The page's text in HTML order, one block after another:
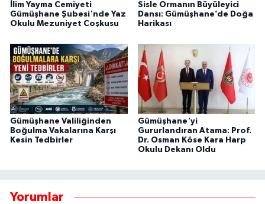
İlim Yayma Cemiyeti
Gümüşhane Şubesi'nde Yaz
Okulu Mezuniyet Coşkusu
Sisle Ormanın Büyüleyici
Dansı: Gümüşhane’de Doğa
Harikası
Gümüşhane Valiliğinden
Boğulma Vakalarına Karşı
Kesin Tedbirler
Gümüşhane'yi
Gururlandıran Atama: Prof.
Dr. Osman Köse Kara Harp
Okulu Dekanı Oldu
Yorumlar